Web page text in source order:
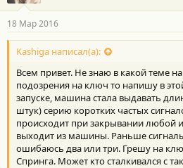
18 Мар 2016
Kashiga написал(а):
Всем привет. Не знаю в какой теме
подозрения на ключ то напишу в
запуске, машина стала выдавать
штук) серию коротких частых
происходит при закрывании любой
выходит из машины. Раньше
ошибаюсь два или три. Грешу на
Спринга. Может кто сталкивался с